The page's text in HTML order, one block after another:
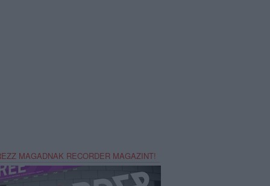
MAGADNAK RECORDER MAGAZINT!